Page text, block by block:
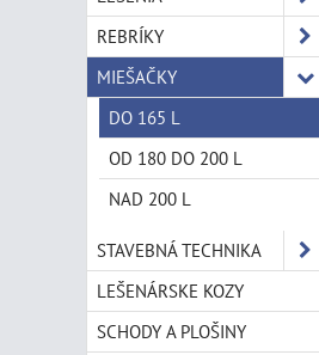
REBRÍKY
MIEŠAČKY
DO 165 L
OD 180 DO 200 L
NAD 200 L
STAVEBNÁ TECHNIKA
LEŠENÁRSKE KOZY
SCHODY A PLOŠINY